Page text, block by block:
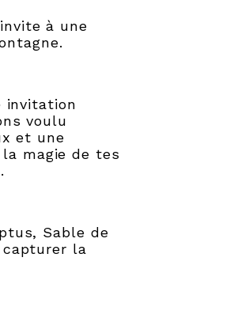
à une
invitation
voulu
et une
magie de tes
Sable de
la